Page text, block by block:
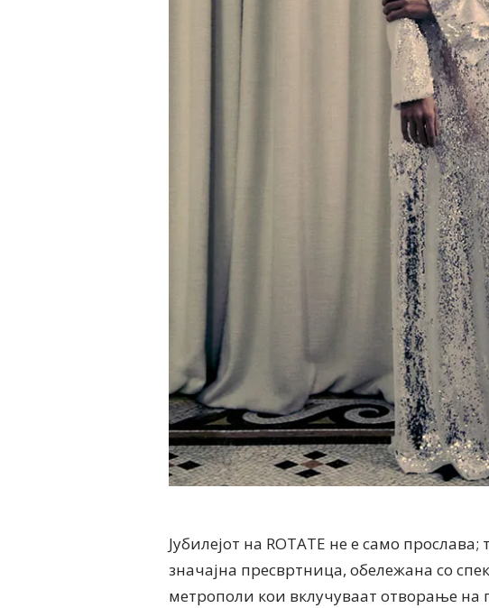
Јубилејот на ROTATE не е само
значајна пресвртница, обележана со
метрополи кои вклучуваат отворање
Модни